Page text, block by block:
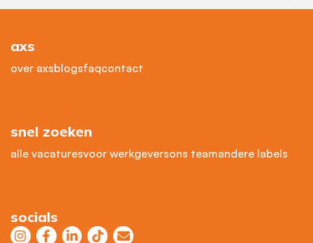
axs
over axsblogsfaqcontact
snel zoeken
alle vacaturesvoor werkgeversons teamandere labels
socials